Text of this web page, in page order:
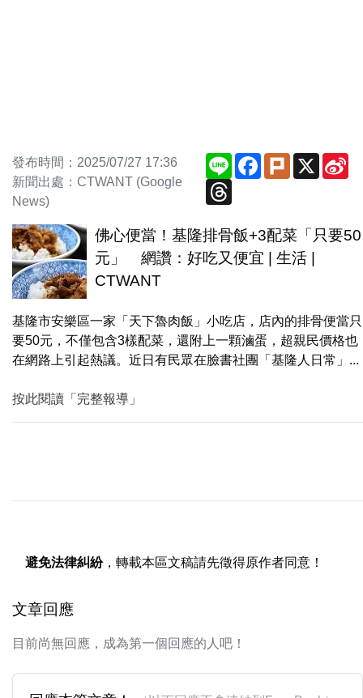
發布時間：2025/07/27 17:36
新聞出處：CTWANT (Google
News)
Line Facebook
PlurkX
Threads
佛心便當！基隆排骨飯+3配菜「只要50
元」 網讚：好吃又便宜 | 生活 |
CTWANT
基隆市安樂區一家「天下魯肉飯」小吃店，店內的排骨便當只
要50元，不僅包含3樣配菜，還附上一顆滷蛋，超親民價格也
在網路上引起熱議。近日有民眾在臉書社團「基隆人日常」...
按此閱讀「完整報導」
避免法律糾紛，轉載本區文稿請先徵得原作者同意！
文章回應
目前尚無回應，成為第一個回應的人吧！